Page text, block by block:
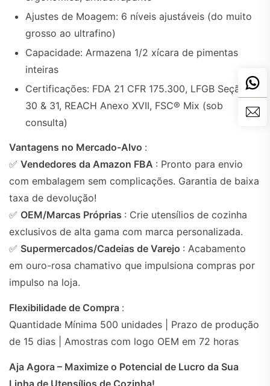
Ajustes de Moagem: 6 níveis ajustáveis (do muito
grosso ao ultrafino)
Capacidade: Armazena 1/2 xícara de pimentas
inteiras
Certificações: FDA 21 CFR 175.300, LFGB Seção
30 & 31, REACH Anexo XVII, FSC® Mix (sob
consulta)
Vantagens no Mercado-Alvo :
✅ Vendedores da Amazon FBA : Pronto para envio
com embalagem sem complicações. Garantia de baixa
taxa de devolução!
✅ OEM/Marcas Próprias : Crie utensílios de cozinha
exclusivos de alta gama com marca personalizada.
✅ Supermercados/Cadeias de Varejo : Acabamento
em ouro-rosa chamativo que impulsiona compras por
impulso na loja.
Flexibilidade de Compra :
Quantidade Mínima 500 unidades | Prazo de produção
de 15 dias | Amostras com logo OEM em 72 horas
Aja Agora – Maximize o Potencial de Lucro da Sua
Linha de Utensílios de Cozinha!